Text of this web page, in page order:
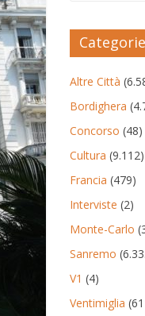
Categorie
Altre Città
Bordighera
Concorso (48)
Cultura (9.112)
Francia (479)
Interviste (2)
Monte-Carlo
Sanremo
V1 (4)
Ventimiglia